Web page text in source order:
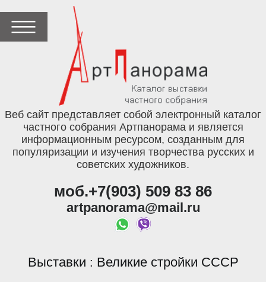
Веб сайт представляет собой электронный каталог
частного собрания Артпанорама и является
информационным ресурсом, созданным для
популяризации и изучения творчества русских и
советских художников.
моб.+7(903) 509 83 86
artpanorama@mail.ru
Выставки : Великие стройки СССР